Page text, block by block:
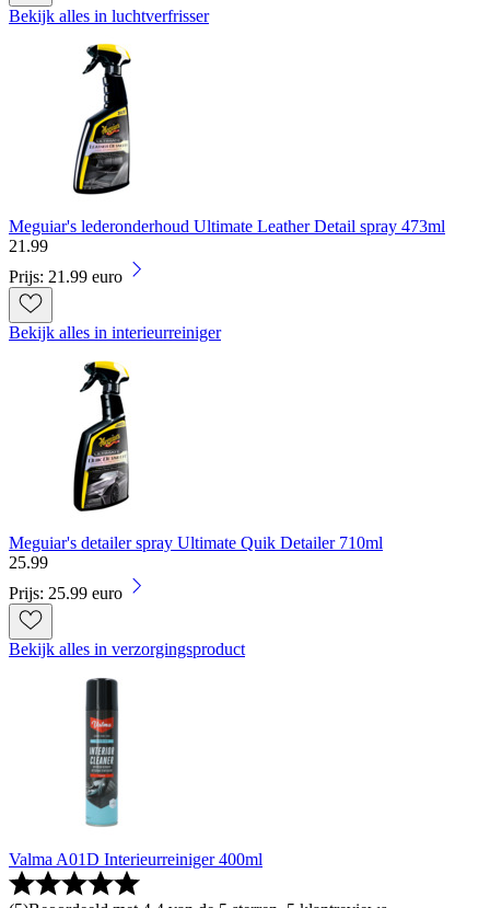
Bekijk alles in luchtverfrisser
Meguiar's lederonderhoud Ultimate Leather Detail spray 473ml
21 .99
Prijs: 21.99 euro
Bekijk alles in interieurreiniger
Meguiar's detailer spray Ultimate Quik Detailer 710ml
25.99
Prijs: 25.99 euro
Bekijk alles in verzorgingsproduct
Valma A01D Interieurreiniger 400ml